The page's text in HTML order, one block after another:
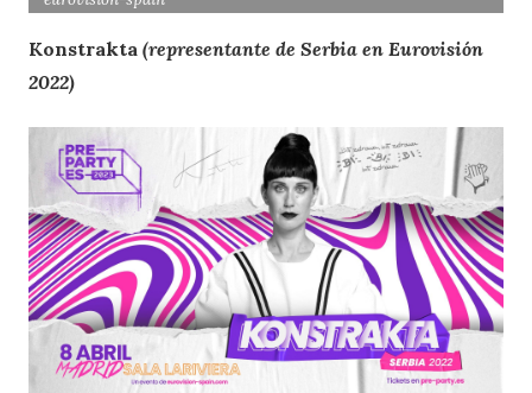
Konstrakta (representante de Serbia en Eurovisión
2022)